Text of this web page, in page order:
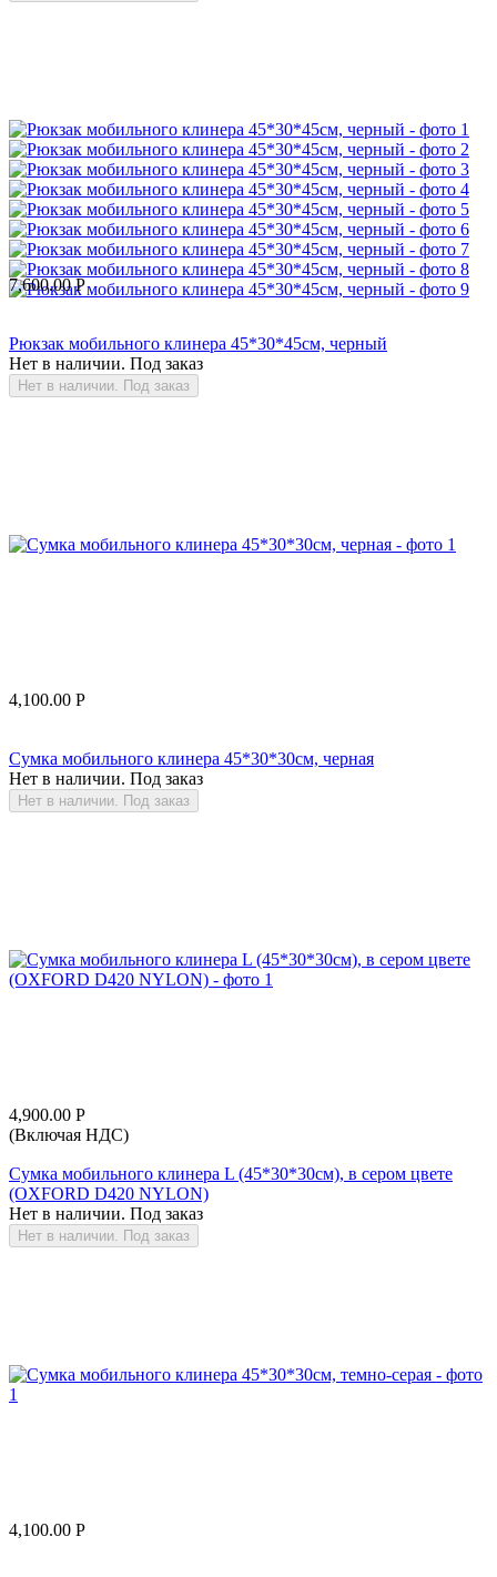
7,600.00 Р
Рюкзак мобильного клинера 45*30*45см, черный
Нет в наличии. Под заказ
Нет в наличии. Под заказ
4,100.00 Р
Сумка мобильного клинера 45*30*30см, черная
Нет в наличии. Под заказ
Нет в наличии. Под заказ
4,900.00 Р
(Включая НДС)
Сумка мобильного клинера L (45*30*30см), в сером цвете
(OXFORD D420 NYLON)
Нет в наличии. Под заказ
Нет в наличии. Под заказ
4,100.00 Р